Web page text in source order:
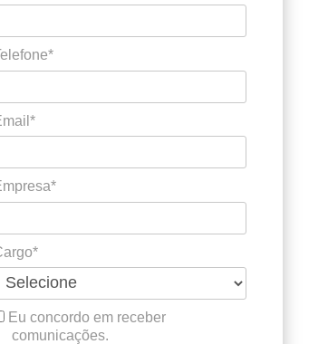
Eu concordo em receber
comunicações.